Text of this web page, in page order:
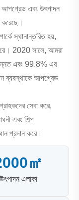
আপগ্রেড এবং উৎপাদন
করেছে।
স্থানান্তরিত হয়,
2020 সালে, আমরা
উন্নত এবং 99.8% এর
ব্যবস্থাকে আপগ্রেড
সেবা করে,
এবং শিল্প
প্রদান করে।
㎡
উৎপাদন এলাকা